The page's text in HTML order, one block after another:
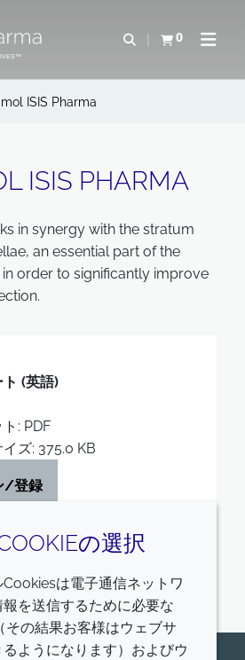
検索を開く
0
カートを確認す
ナビ
ISIS Pharma
ISIS PHARMA
in synergy with the stratum
an essential part of the
in order to significantly improve
(英語)
: PDF
ズ: 375.0 KB
/登録
の選択
は電子通信ネットワ
を送信するために必要な
その結果お客様はウェブサ
ようになります）およびウ